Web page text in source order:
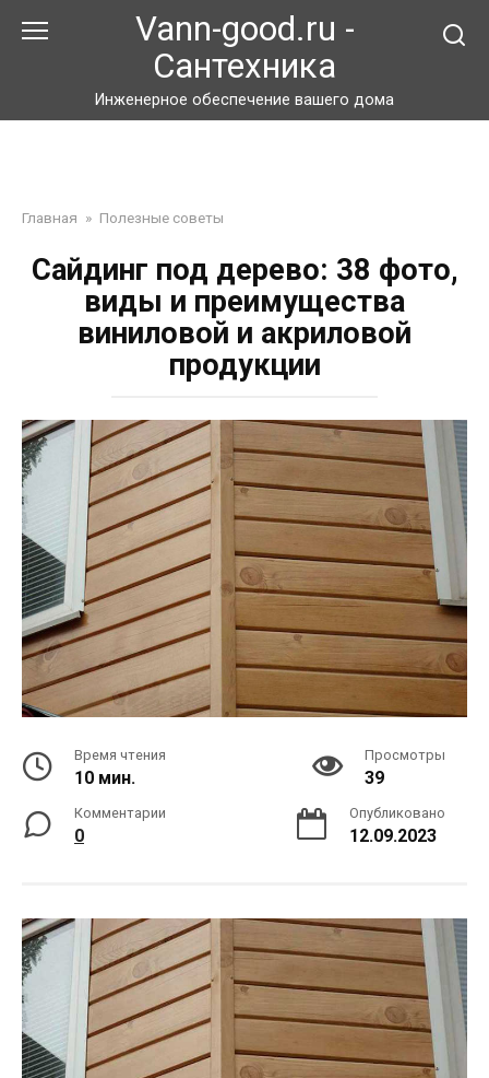
Vann-good.ru -
Сантехника
Инженерное обеспечение вашего дома
Главная » Полезные советы
Сайдинг под дерево: 38 фото,
виды и преимущества
виниловой и акриловой
продукции
Время чтения
10 мин.
Просмотры
39
Комментарии
0
Опубликовано
12.09.2023